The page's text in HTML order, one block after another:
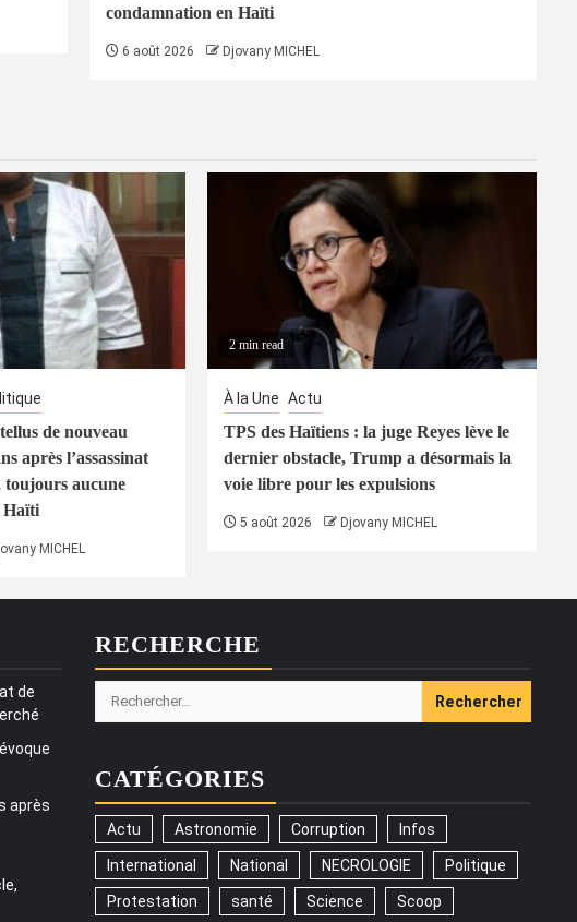
condamnation en Haïti
6 août 2026 Djovany MICHEL
de nouveau
après l’assassinat
toujours aucune
Haïti
MICHEL
2 min read
À la Une Actu
TPS des Haïtiens : la juge Reyes lève le
dernier obstacle, Trump a désormais la
voie libre pour les expulsions
5 août 2026 Djovany MICHEL
de
après
RECHERCHE
Rechercher :
CATÉGORIES
Actu Astronomie Corruption Infos
International National NECROLOGIE Politique
Protestation santé Science Scoop